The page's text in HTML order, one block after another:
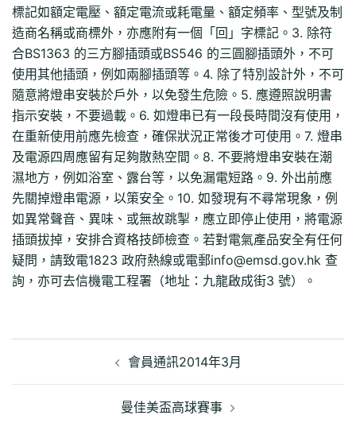
標記如額定電壓、額定電流或耗電量、額定頻率、型號及制
造商名稱或商標外，亦應附有一個「回」字標記。3. 除符
合BS1363 的三方腳插頭或BS546 的三圓腳插頭外，不可
使用其他插頭，例如兩腳插頭等。4. 除了特別設計外，不可
隨意將燈串安裝於戶外，以免發生危險。5. 應遵照說明書
指示安裝，不要過載。6. 如燈串已有一段長時間沒有使用，
在重新使用前應先檢查，確保狀況正常後才可使用。7. 燈串
及電源四周應留有足夠散熱空間。8. 不要將燈串安裝在潮
濕地方，例如浴室、露台等，以免漏電短路。9. 外出前應
先關掉燈串電源，以策安全。10. 如發現有不尋常現象，例
如異常聲音、異味、或無故跳掣，應立即停止使用，將電源
插頭拔掉，安排合資格技師檢查。若對電氣產品安全有任何
疑問，請致電1823 政府熱線或電郵info@emsd.gov.hk 查
詢，亦可去信機電工程署（地址：九龍啟成街3 號）。
文
導
會員通訊2014年3月
曼佳美盃高球賽事